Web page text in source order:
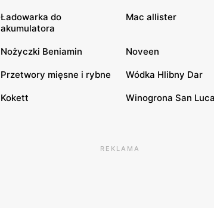
Ładowarka do
akumulatora
Mac allister
Nożyczki Beniamin Noveen
Przetwory mięsne i rybne Wódka Hlibny Dar
Kokett Winogrona San
REKLAMA